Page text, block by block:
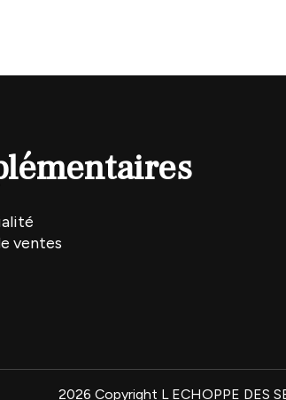
ventes
2026 Copyright L ECHOPPE DES